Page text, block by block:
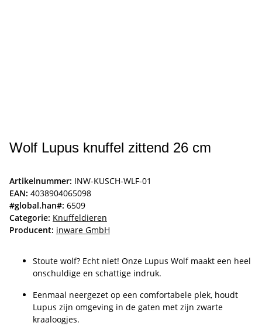
Wolf Lupus knuffel zittend 26 cm
Artikelnummer: INW-KUSCH-WLF-01
EAN: 4038904065098
#global.han#: 6509
Categorie: Knuffeldieren
Producent: inware GmbH
Stoute wolf? Echt niet! Onze Lupus Wolf maakt een heel
onschuldige en schattige indruk.
Eenmaal neergezet op een comfortabele plek, houdt
Lupus zijn omgeving in de gaten met zijn zwarte
kraaloogjes.